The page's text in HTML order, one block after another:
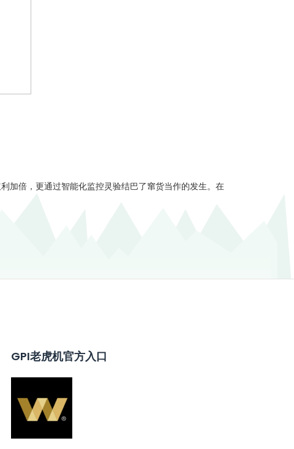
加倍，更通过智能化监控灵验结巴了窜货当作的发生。在
GPI老虎机官方入口